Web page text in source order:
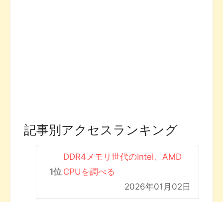
記事別アクセスランキング
DDR4メモリ世代のIntel、AMD
CPUを調べる
2026年01月02日